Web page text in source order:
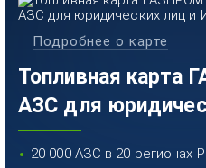
Топливная карта
АЗС для
20 000 АЗС в 20 регионах
Подробнее о карте